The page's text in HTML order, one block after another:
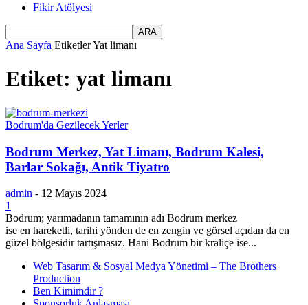
Fikir Atölyesi
Ana Sayfa EtiketlerYat limanı
Etiket: yat limanı
Bodrum'da Gezilecek Yerler
Bodrum Merkez, Yat Limanı, Bodrum Kalesi,
Barlar Sokağı, Antik Tiyatro
admin - 12 Mayıs 2024
1
Bodrum; yarımadanın tamamının adı Bodrum merkez
ise en hareketli, tarihi yönden de en zengin ve görsel açıdan da en
güzel bölgesidir tartışmasız. Hani Bodrum bir kraliçe ise...
Web Tasarım & Sosyal Medya Yönetimi – The Brothers
Production
Ben Kimimdir ?